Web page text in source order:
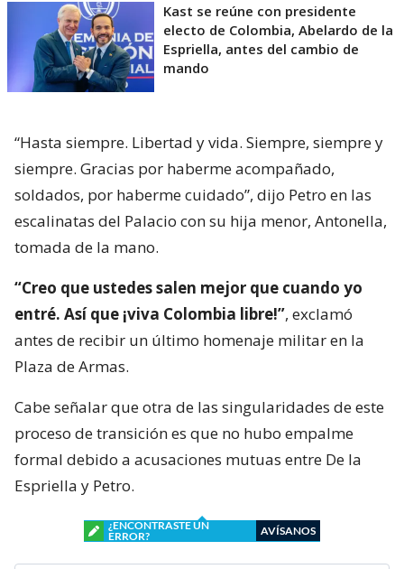
Kast se reúne con presidente
electo de Colombia, Abelardo de la
Espriella, antes del cambio de
mando
“Hasta siempre. Libertad y vida. Siempre, siempre y
siempre. Gracias por haberme acompañado,
soldados, por haberme cuidado”, dijo Petro en las
escalinatas del Palacio con su hija menor, Antonella,
tomada de la mano.
“Creo que ustedes salen mejor que cuando yo
entré. Así que ¡viva Colombia libre!”, exclamó
antes de recibir un último homenaje militar en la
Plaza de Armas.
Cabe señalar que otra de las singularidades de este
proceso de transición es que no hubo empalme
formal debido a acusaciones mutuas entre De la
Espriella y Petro.
¿ENCONTRASTE UN
ERROR?
AVÍSANOS